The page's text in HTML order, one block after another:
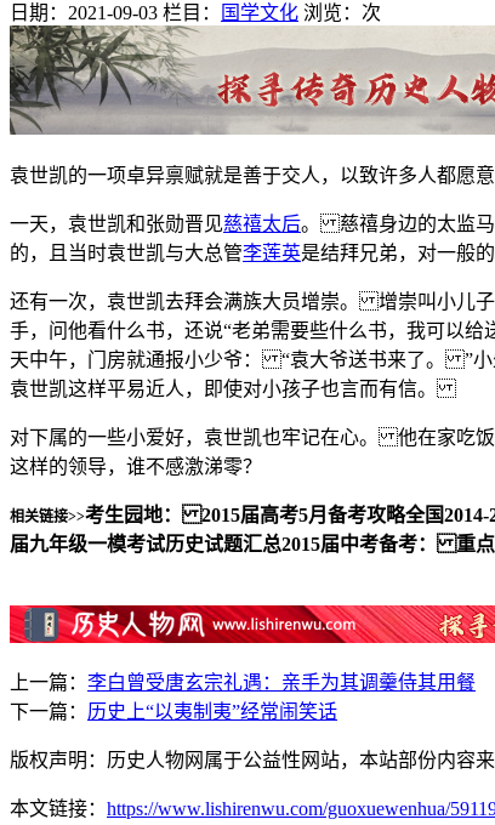
日期：2021-09-03 栏目： 国学文化 浏览： 次
袁世凯的一项卓异禀赋就是善于交人，以致许多人都
一天，袁世凯和张勋晋见慈禧太后。 慈禧身边的太监马
的，且当时袁世凯与大总管李莲英是结拜兄弟，对一般
还有一次，袁世凯去拜会满族大员增崇。 增崇叫小儿
手，问他看什么书，还说“老弟需要些什么书，我可
天中午，门房就通报小少爷： “袁大爷送书来了。 ”小
袁世凯这样平易近人，即使对小孩子也言而有信。
对下属的一些小爱好，袁世凯也牢记在心。 他在家吃
这样的领导，谁不感激涕零？
相关链接>>考生园地： 2015届高考5月备考攻略全国
届九年级一模考试历史试题汇总2015届中考备考： 重
上一篇： 李白曾受唐玄宗礼遇：亲手为其调羹侍其用餐
下一篇： 历史上“以夷制夷”经常闹笑话
版权声明：历史人物网属于公益性网站，本站部份内容
本文链接： https://www.lishirenwu.com/guoxuewenhua/